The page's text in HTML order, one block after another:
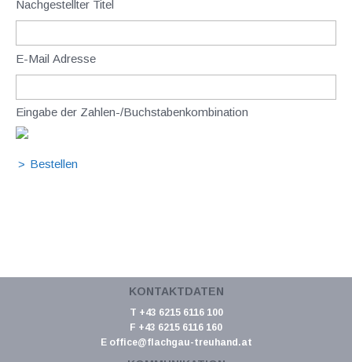
Nachgestellter Titel
E-Mail Adresse
Eingabe der Zahlen-/Buchstabenkombination
KONTAKTDATEN
T +43 6215 6116 100
F +43 6215 6116 160
E office@flachgau-treuhand.at